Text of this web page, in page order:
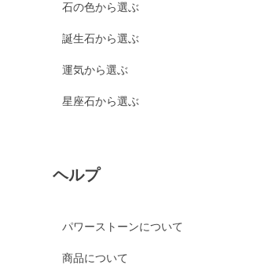
石の色から選ぶ
誕生石から選ぶ
運気から選ぶ
星座石から選ぶ
ヘルプ
パワーストーンについて
商品について